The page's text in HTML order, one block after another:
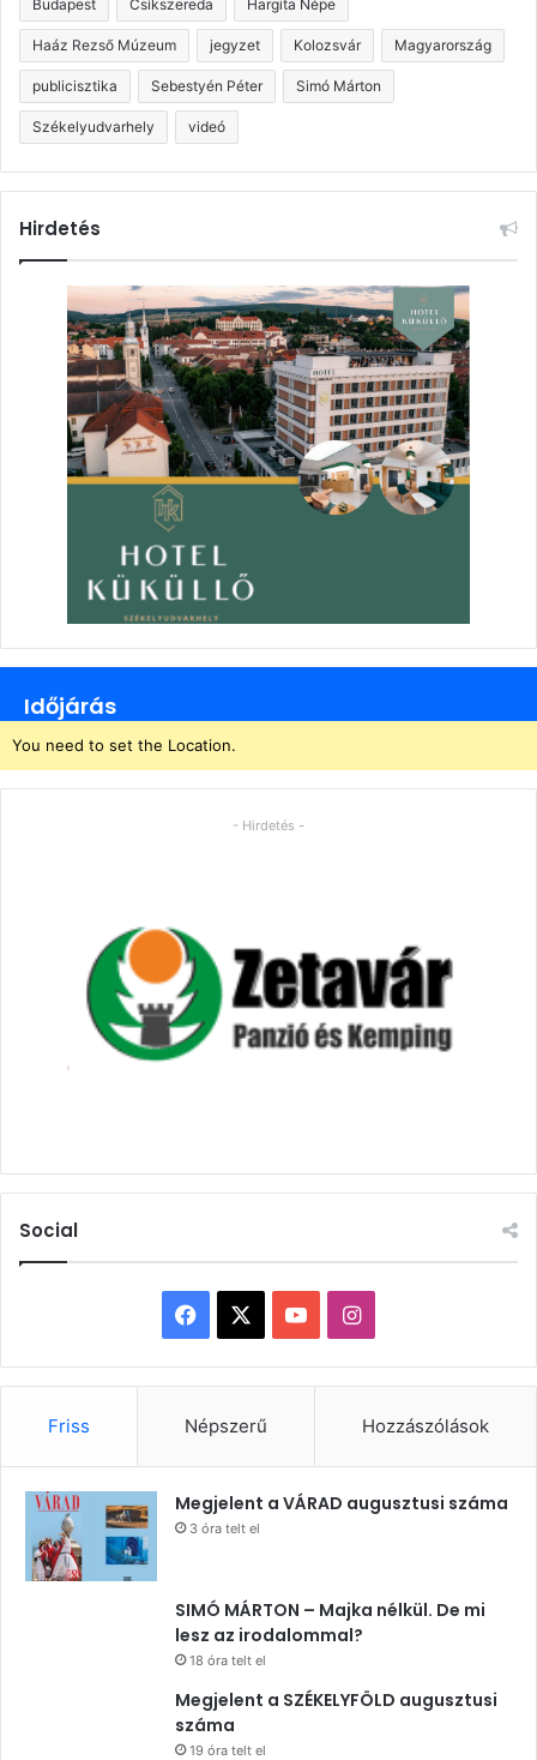
Budapest Csíkszereda Hargita Népe
Haáz Rezső Múzeum jegyzet Kolozsvár Magyarország
publicisztika Sebestyén Péter Simó Márton
Székelyudvarhely videó
Hirdetés
Időjárás
You need to set the Location.
- Hirdetés -
Social
Facebook YouTubeInstagram
Friss Népszerű Hozzászólások
Megjelent a VÁRAD augusztusi száma
3 óra telt el
SIMÓ MÁRTON – Majka nélkül. De mi
lesz az irodalommal?
18 óra telt el
Megjelent a SZÉKELYFÖLD augusztusi
száma
19 óra telt el